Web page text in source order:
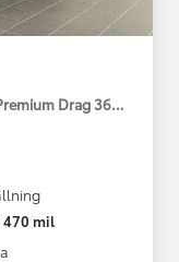
Drag 360-kamera
470 mil